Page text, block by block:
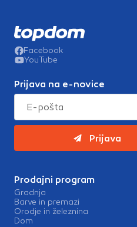
Facebook
YouTube
Prijava na e-novice
Prijava
Prodajni program
Gradnja
Barve in premazi
Orodje in železnina
Dom